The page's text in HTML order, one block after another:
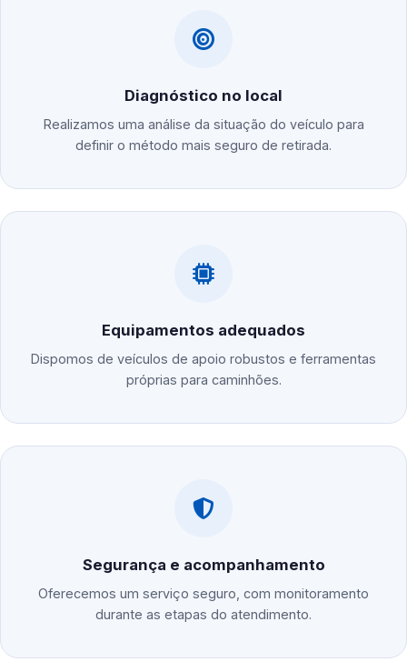
Diagnóstico no local
Realizamos uma análise da situação do veículo para
definir o método mais seguro de retirada.
Equipamentos adequados
Dispomos de veículos de apoio robustos e ferramentas
próprias para caminhões.
Segurança e acompanhamento
Oferecemos um serviço seguro, com monitoramento
durante as etapas do atendimento.